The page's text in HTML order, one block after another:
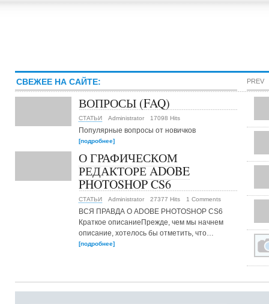
СВЕЖЕЕ НА САЙТЕ:
ВОПРОСЫ (FAQ)
СТАТЬИ Administrator 17098 Hits
Популярные вопросы от новичков
[подробнее]
О ГРАФИЧЕСКОМ
РЕДАКТОРЕ ADOBE
PHOTOSHOP CS6
СТАТЬИ Administrator 27377 Hits 1 Comments
ВСЯ ПРАВДА О ADOBE PHOTOSHOP CS6
Краткое описаниеПрежде, чем мы начнем
описание, хотелось бы отметить, что…
[подробнее]
PREV